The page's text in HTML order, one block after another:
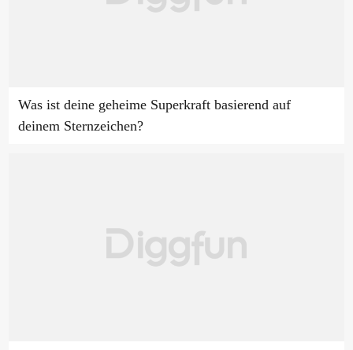
Was ist deine geheime Superkraft basierend auf
deinem Sternzeichen?